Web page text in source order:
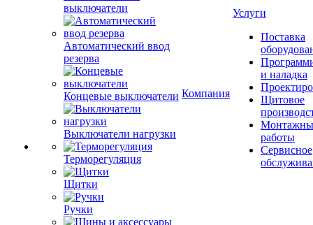
выключатели
Автоматический ввод
резерва
Концевые выключатели
Выключатели нагрузки
Терморегуляция
Щитки
Ручки
Компания
Услуги
Поставка
и наладка
Щитовое
работы
Сервисное